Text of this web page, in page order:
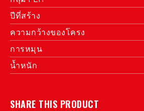
ปีที่สร้าง
ความกว้างของโครง
การหมุน
น้ำหนัก
SHARE THIS PRODUCT